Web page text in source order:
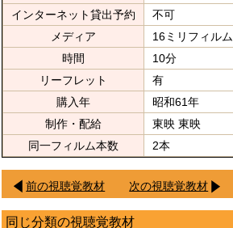
インターネット貸出予約
不可
メディア
16ミリフィルム
時間
10分
リーフレット
有
購入年
昭和61年
制作・配給
東映 東映
同一フィルム本数
2本
前の視聴覚教材 次の視聴覚教材
同じ分類の視聴覚教材